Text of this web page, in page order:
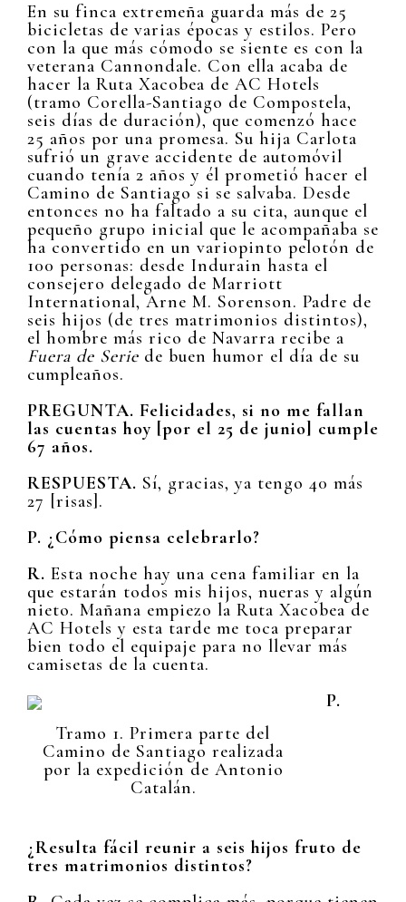
En su finca extremeña guarda más de 25
bicicletas de varias épocas y estilos. Pero
con la que más cómodo se siente es con la
veterana Cannondale. Con ella acaba de
hacer la Ruta Xacobea de AC Hotels
(tramo Corella-Santiago de Compostela,
seis días de duración), que comenzó hace
25 años por una promesa. Su hija Carlota
sufrió un grave accidente de automóvil
cuando tenía 2 años y él prometió hacer el
Camino de Santiago si se salvaba. Desde
entonces no ha faltado a su cita, aunque el
pequeño grupo inicial que le acompañaba se
ha convertido en un variopinto pelotón de
100 personas: desde Indurain hasta el
consejero delegado de Marriott
International, Arne M. Sorenson. Padre de
seis hijos (de tres matrimonios distintos),
el hombre más rico de Navarra recibe a
Fuera de Serie de buen humor el día de su
cumpleaños.
PREGUNTA. Felicidades, si no me fallan
las cuentas hoy [por el 25 de junio] cumple
67 años.
RESPUESTA. Sí, gracias, ya tengo 40 más
27 [risas].
P. ¿Cómo piensa celebrarlo?
R. Esta noche hay una cena familiar en la
que estarán todos mis hijos, nueras y algún
nieto. Mañana empiezo la Ruta Xacobea de
AC Hotels y esta tarde me toca preparar
bien todo el equipaje para no llevar más
camisetas de la cuenta.
Tramo 1. Primera parte del
Camino de Santiago realizada
por la expedición de Antonio
Catalán.
P.
¿Resulta fácil reunir a seis hijos fruto de
tres matrimonios distintos?